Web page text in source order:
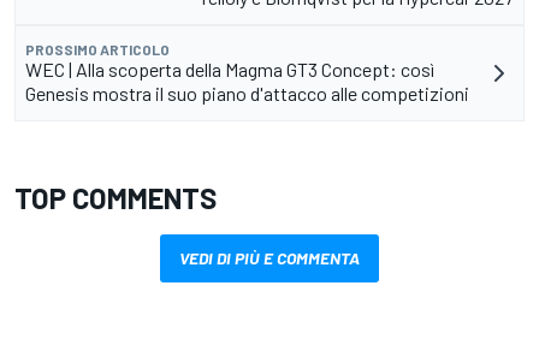
PROSSIMO ARTICOLO
WEC | Alla scoperta della Magma GT3 Concept: così
Genesis mostra il suo piano d'attacco alle competizioni
TOP COMMENTS
VEDI DI PIÙ E COMMENTA